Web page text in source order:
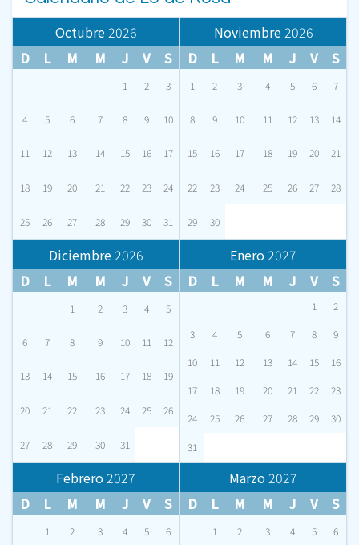
Octubre2026
D
L M M J V S
1 2 3
4 5 6 7 8 9 10
11 12 13 14 15 16 17
18 19 20 21 22 23 24
25 26 27 28 29 30 31
Noviembre2026
D
L M M J V S
1 2 3 4 5 6 7
8 9 10 11 12 13 14
15 16 17 18 19 20 21
22 23 24 25 26 27 28
29 30
Diciembre2026
D
L M M J V S
1 2 3 4 5
6 7 8 9 10 11 12
13 14 15 16 17 18 19
20 21 22 23 24 25 26
27 28 29 30 31
Enero2027
D
L M M J V S
1 2
3 4 5 6 7 8 9
10 11 12 13 14 15 16
17 18 19 20 21 22 23
24 25 26 27 28 29 30
31
Febrero2027
D
L M M J V S
1 2 3 4 5 6
Marzo2027
D
L M M J V S
1 2 3 4 5 6